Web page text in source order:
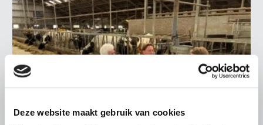
Deze website maakt gebruik van cookies